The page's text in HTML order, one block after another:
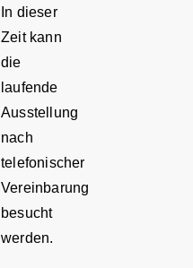
In dieser
Zeit kann
die
laufende
Ausstellung
nach
telefonischer
Vereinbarung
besucht
werden.